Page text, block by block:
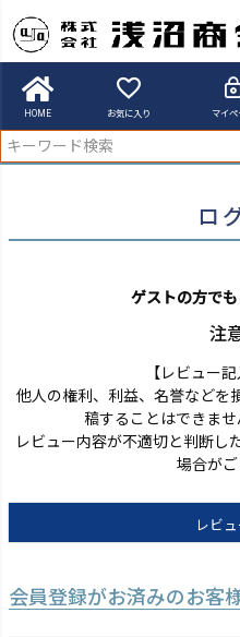
HOME お気に入り マイペ
アサヌマネットショップ
ロ
ゲストの方でも
注
【レビュー
他人の権利、利益、名誉などを
稿することはできませ
レビュー内容が不適切と判断し
場合がご
レビ
会員登録がお済みのお客